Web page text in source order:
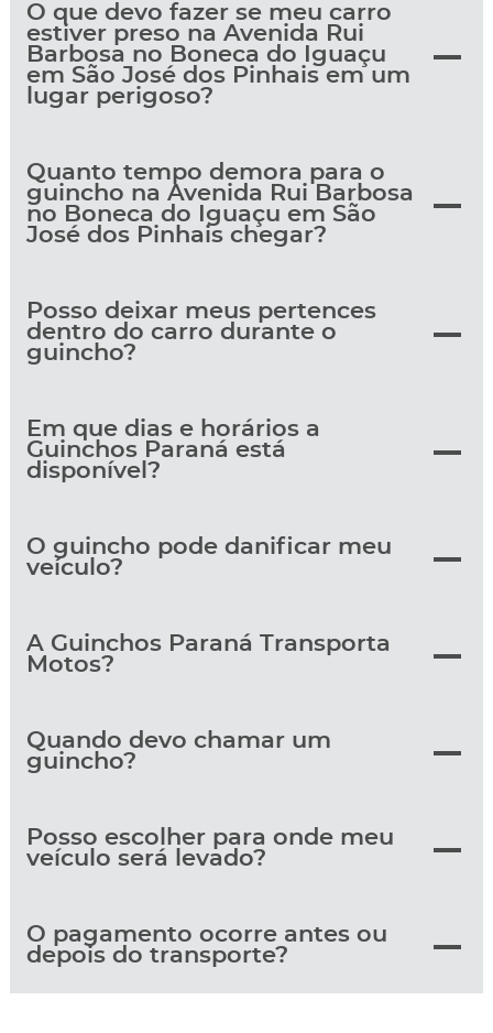
O que devo fazer se meu carro
estiver preso na Avenida Rui
Barbosa no Boneca do Iguaçu
em São José dos Pinhais em um
lugar perigoso?
Quanto tempo demora para o
guincho na Avenida Rui Barbosa
no Boneca do Iguaçu em São
José dos Pinhais chegar?
Posso deixar meus pertences
dentro do carro durante o
guincho?
Em que dias e horários a
Guinchos Paraná está
disponível?
O guincho pode danificar meu
veículo?
A Guinchos Paraná Transporta
Motos?
Quando devo chamar um
guincho?
Posso escolher para onde meu
veículo será levado?
O pagamento ocorre antes ou
depois do transporte?